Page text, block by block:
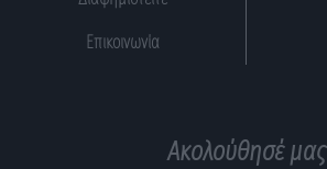
Επικοινωνία
Ακολούθησέ μας